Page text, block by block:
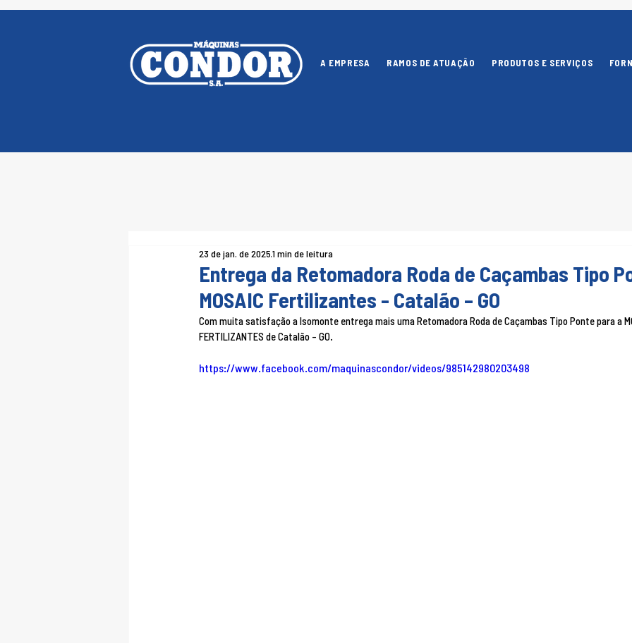
A EMPRESA RAMOS DE ATUAÇÃO PRODUTOS E SERVIÇOS
Entrega da Retomadora Roda de Caçambas Tipo
MOSAIC Fertilizantes - Catalão – GO
23 de jan. de 20251 min de leitura
Com muita satisfação a Isomonte entrega mais uma Retomadora Roda de Caçambas Tipo Ponte para a
https://www.facebook.com/maquinascondor/videos/985142980203498